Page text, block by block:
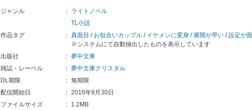
ジャンル ：
ライトノベル
TL小説
作品タグ
： 真面目 / お似合いカップル / イケメンに変身 / 展開が早い /設定が
※システムにて自動抽出したものを表示しています
出版社
： 夢中文庫
雑誌・レーベル
： 夢中文庫クリスタル
DL期限
： 無期限
配信開始日
： 2016年9月30日
ファイルサイズ
：
1.2MB